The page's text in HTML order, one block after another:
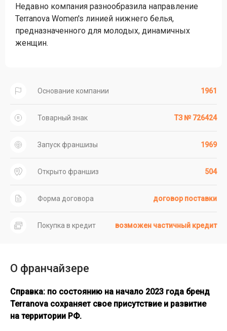
Недавно компания разнообразила направление
Terranova Women's линией нижнего белья,
предназначенного для молодых, динамичных
женщин.
Основание компании 1961
Товарный знак ТЗ № 726424
Запуск франшизы 1969
Открыто франшиз 504
Форма договора договор поставки
Покупка в кредит возможен частичный кредит
О франчайзере
Справка: по состоянию на начало 2023 года бренд
Terranova сохраняет свое присутствие и развитие
на территории РФ.